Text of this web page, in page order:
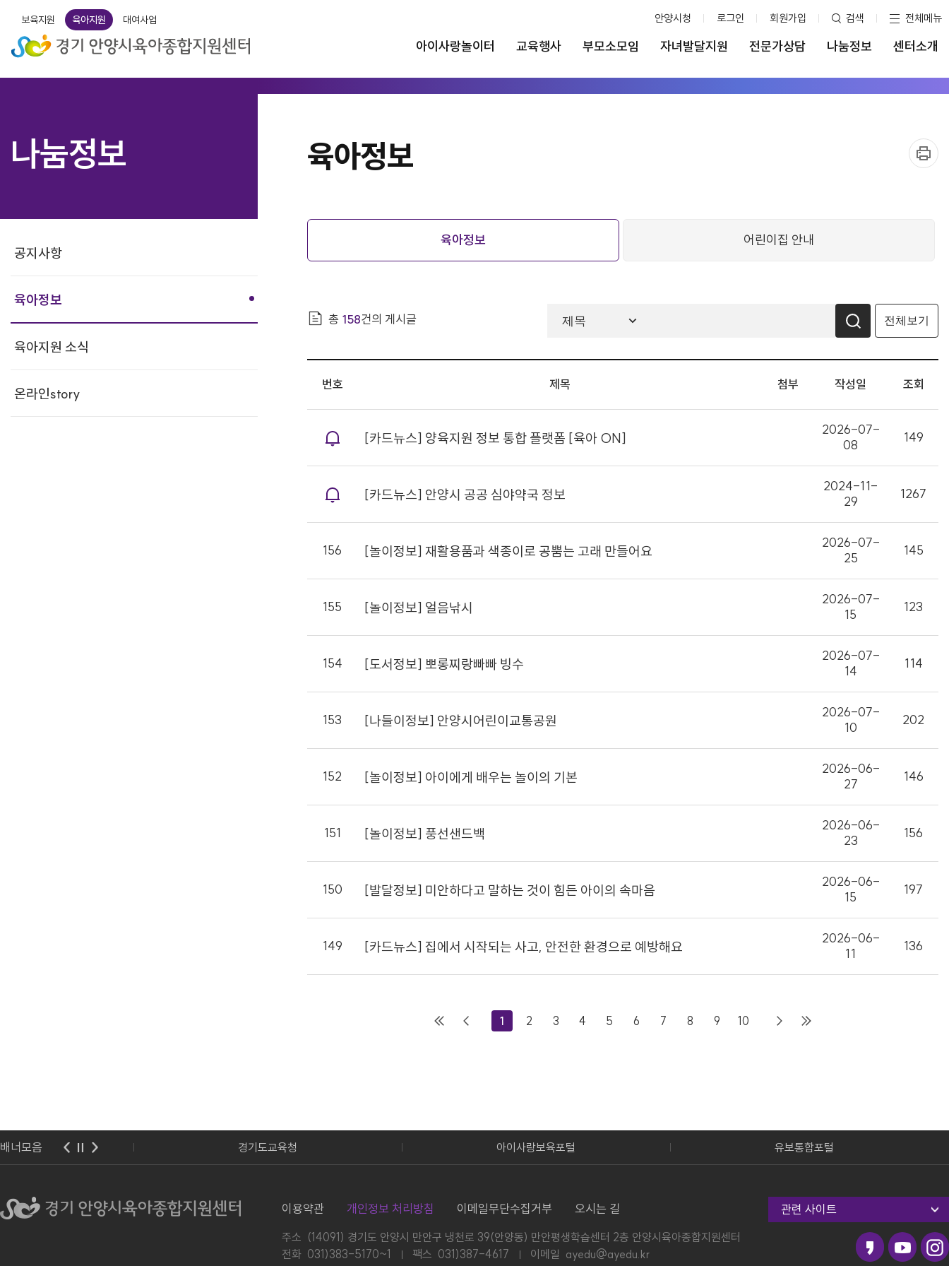
안양시청 로그인 회원가입 검색 전체메뉴
보육지원 육아지원 대여사업
아이사랑놀이터 교육행사 부모소모임 자녀발달지원 전문가상담 나눔정보 센터소개
나눔정보
공지사항
육아정보
육아지원 소식
온라인story
육아정보
육아정보 어린이집 안내
총 158건의 게시글 전체보기
번호 제목 첨부 작성일 조회
[카드뉴스] 양육지원 정보 통합 플랫폼 [육아 ON]
2026-07-
08
149
[카드뉴스] 안양시 공공 심야약국 정보
2024-11-
29
1267
156 [놀이정보] 재활용품과 색종이로 공뿜는 고래 만들어요
2026-07-
25
145
155 [놀이정보] 얼음낚시
2026-07-
15
123
154 [도서정보] 뽀롱찌랑빠빠 빙수
2026-07-
14
114
153 [나들이정보] 안양시어린이교통공원
2026-07-
10
202
152 [놀이정보] 아이에게 배우는 놀이의 기본
2026-06-
27
146
151 [놀이정보] 풍선샌드백
2026-06-
23
156
150 [발달정보] 미안하다고 말하는 것이 힘든 아이의 속마음
2026-06-
15
197
149 [카드뉴스] 집에서 시작되는 사고, 안전한 환경으로 예방해요
2026-06-
11
136
1 2 3 4 5 6 7 8 9 10
배너모음 경기도교육청 아이사랑보육포털 유보통합포털
이용약관 개인정보 처리방침 이메일무단수집거부 오시는 길
주소 (14091) 경기도 안양시 만안구 냉천로 39(안양동) 만안평생학습센터 2층 안양시육아종합지원센터
전화 031)383-5170~1 팩스 031)387-4617 이메일 ayedu@ayedu.kr
관련 사이트